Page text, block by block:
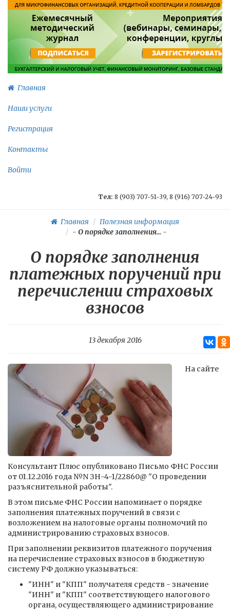
Главная
Наши услуги
Регистрация
Контакты
Войти
Тел: 8 (903) 707-51-39, 8 (916) 707-24-93
Главная
Полезная информация
- О порядке заполнения... -
О порядке заполнения
платежных поручений при
перечислении страховых
взносов
13 декабря 2016
На сайте
Консультант Плюс опубликовано Письмо ФНС России
от 01.12.2016 года №N ЗН-4-1/22860@ "О проведении
разъяснительной работы".
В этом письме ФНС России напоминает о порядке
заполнения платежных поручений в связи с
возложением на налоговые органы полномочий по
администрированию страховых взносов.
При заполнении реквизитов платежного поручения
на перечисление страховых взносов в бюджетную
систему РФ должно указываться:
"ИНН" и "КПП" получателя средств - значение
"ИНН" и "КПП" соответствующего налогового
органа, осуществляющего администрирование